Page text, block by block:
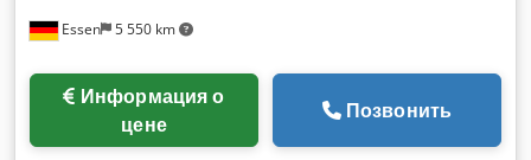
Essen 5 550 km
цене
Позвонить